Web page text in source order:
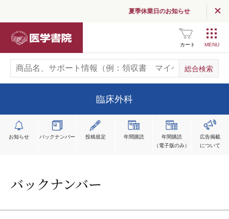
夏季休業日のお知らせ
カート
臨床外科
お知らせ バックナンバー 投稿規定 年間購読
年間購読
（電子版のみ）
広告掲載
について
バックナンバー